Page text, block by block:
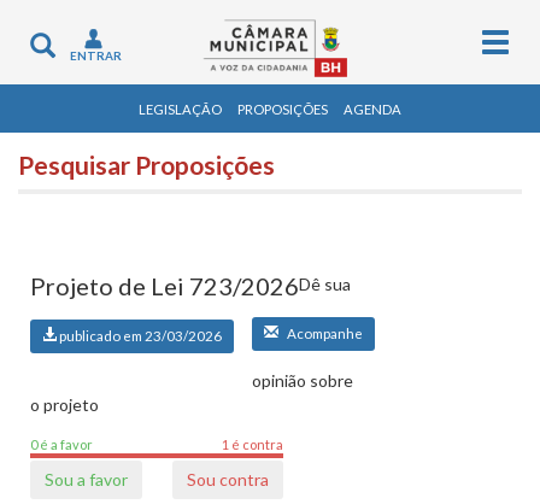
Toggle
navigation
ENTRAR
LEGISLAÇÃO PROPOSIÇÕES AGENDA
Pesquisar Proposições
Projeto de Lei 723/2026
publicado em 23/03/2026 Acompanhe
Dê sua
opinião sobre
o projeto
0 é a favor 1 é contra
Sou a favor
Sou contra